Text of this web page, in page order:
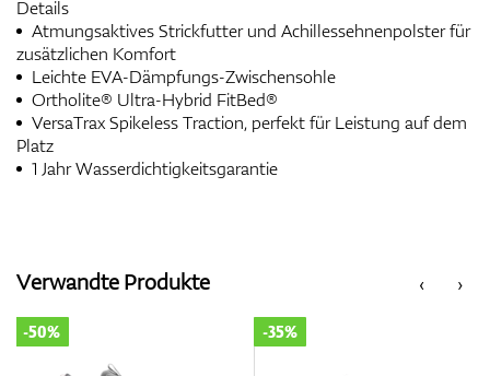
Details
Atmungsaktives Strickfutter und Achillessehnenpolster für
zusätzlichen Komfort
Leichte EVA-Dämpfungs-Zwischensohle
Ortholite® Ultra-Hybrid FitBed®
VersaTrax Spikeless Traction, perfekt für Leistung auf dem
Platz
1 Jahr Wasserdichtigkeitsgarantie
‹
Verwandte Produkte ›
-50% -35%